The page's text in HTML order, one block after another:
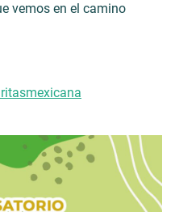
vemos en el camino